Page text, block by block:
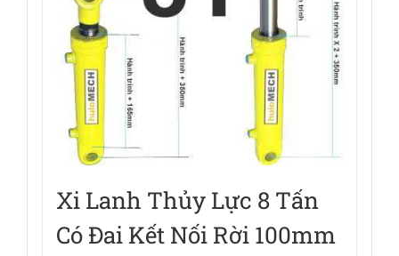
Xi Lanh Thủy Lực 8 Tấn
Có Đai Kết Nối Rời 100mm